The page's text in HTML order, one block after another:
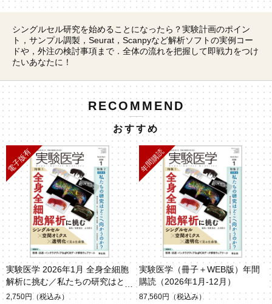
シングルセル研究を始めることになったら？実験計画のポイン
ト，サンプル調製，Seurat，Scanpyなど解析ソフトの実例コー
ドや，外注の検討事項まで．全体の流れを把握して即戦力をつけ
たいあなたに！
RECOMMEND
おすすめ
実験医学 2026年1月 全身全細胞
解析に挑む／私たちの研究はど
こへ向かうのか？
2,750円 （税込み）
実験医学（冊子＋WEB版）年間
購読（2026年1月-12月）
87,560円 （税込み）